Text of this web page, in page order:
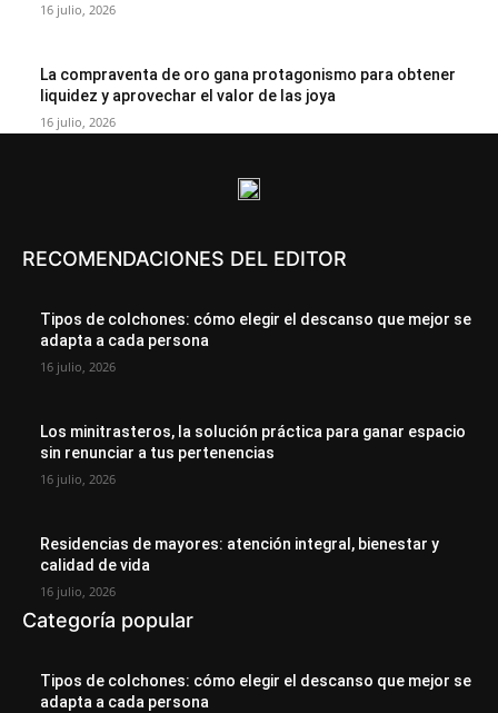
16 julio, 2026
La compraventa de oro gana protagonismo para obtener
liquidez y aprovechar el valor de las joya
16 julio, 2026
RECOMENDACIONES DEL EDITOR
Tipos de colchones: cómo elegir el descanso que mejor se
adapta a cada persona
16 julio, 2026
Los minitrasteros, la solución práctica para ganar espacio
sin renunciar a tus pertenencias
16 julio, 2026
Residencias de mayores: atención integral, bienestar y
calidad de vida
16 julio, 2026
Categoría popular
Tipos de colchones: cómo elegir el descanso que mejor se
adapta a cada persona